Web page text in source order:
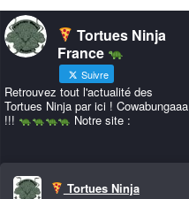
Tortues Ninja
France
Suivre
Retrouvez tout l'actualité des
Tortues Ninja par ici ! Cowabungaaa
!!!
Notre site :
Tortues Ninja